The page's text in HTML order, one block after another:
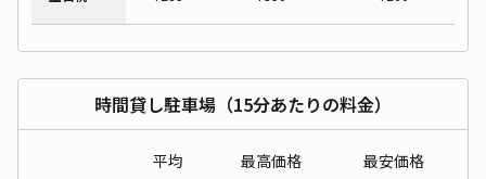
時間貸し駐車場（15分あたりの料金）
平均 最高価格 最安価格